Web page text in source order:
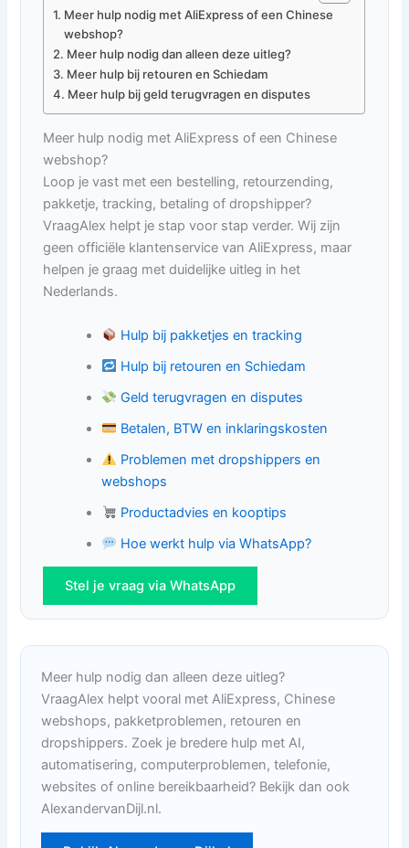
Meer hulp nodig met AliExpress of een Chinese
webshop?
Meer hulp nodig dan alleen deze uitleg?
Meer hulp bij retouren en Schiedam
Meer hulp bij geld terugvragen en disputes
Meer hulp nodig met AliExpress of een Chinese
webshop?
Loop je vast met een bestelling, retourzending,
pakketje, tracking, betaling of dropshipper?
VraagAlex helpt je stap voor stap verder. Wij zijn
geen officiële klantenservice van AliExpress, maar
helpen je graag met duidelijke uitleg in het
Nederlands.
Hulp bij pakketjes en tracking
Hulp bij retouren en Schiedam
Geld terugvragen en disputes
Betalen, BTW en inklaringskosten
Problemen met dropshippers en
webshops
Productadvies en kooptips
Hoe werkt hulp via WhatsApp?
Stel je vraag via WhatsApp
Meer hulp nodig dan alleen deze uitleg?
VraagAlex helpt vooral met AliExpress, Chinese
webshops, pakketproblemen, retouren en
dropshippers. Zoek je bredere hulp met AI,
automatisering, computerproblemen, telefonie,
websites of online bereikbaarheid? Bekijk dan ook
AlexandervanDijl.nl.